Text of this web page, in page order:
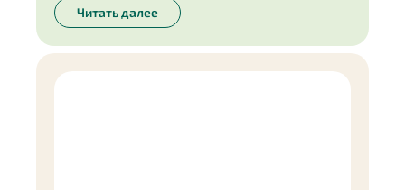
любопытства случайно пробуют яркие жидкости
или гранулы. Бытовые средства могут содержать
компоненты, вредные даже при условии
грамотного использования и хранения, очень
Читать далее